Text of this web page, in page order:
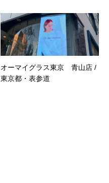
オーマイグラス東京 青山店 /
東京都・表参道